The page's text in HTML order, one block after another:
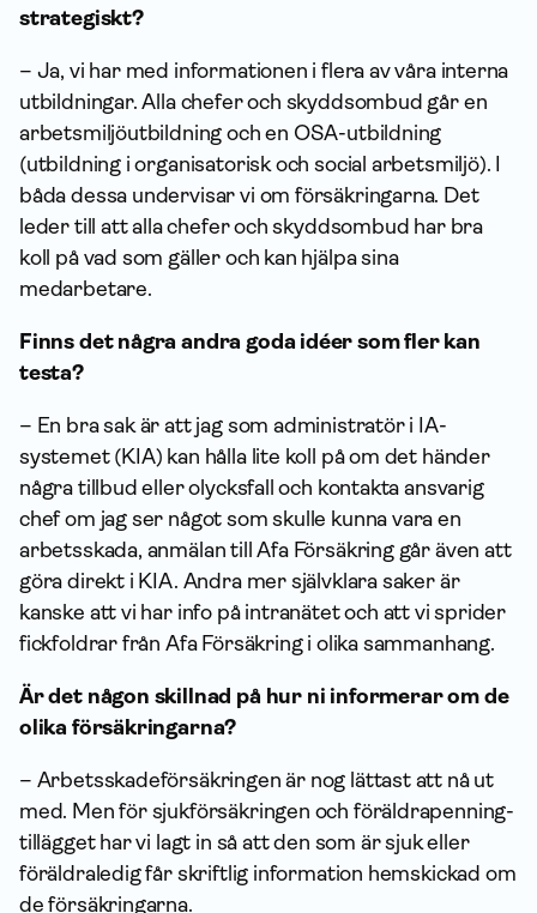
strategiskt?
– Ja, vi har med infor­mationen i flera av våra interna
utbildningar. Alla chefer och skydds­ombud går en
arbets­miljö­utbildning och en OSA-utbildning
(utbildning i organisatorisk och social arbetsmiljö). I
båda dessa undervisar vi om försäk­ringarna. Det
leder till att alla chefer och skydds­ombud har bra
koll på vad som gäller och kan hjälpa sina
medarbetare.
Finns det några andra goda idéer som fler kan
testa?
– En bra sak är att jag som administratör i IA-
systemet (KIA) kan hålla lite koll på om det händer
några tillbud eller olycksfall och kontakta ansvarig
chef om jag ser något som skulle kunna vara en
arbetsskada, anmälan till Afa För­säkring går även att
göra direkt i KIA. Andra mer självklara saker är
kanske att vi har info på intranätet och att vi sprider
fickfoldrar från Afa För­säkring i olika sammanhang.
Är det någon skillnad på hur ni informerar om de
olika försäkringarna?
– Arbets­skade­försäkringen är nog lättast att nå ut
med. Men för sjuk­försäkringen och föräldra­penning­
tillägget har vi lagt in så att den som är sjuk eller
föräldraledig får skriftlig infor­mation hemskickad om
de försäk­ringarna.